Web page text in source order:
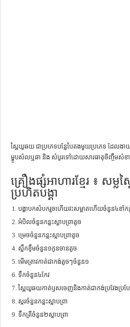
ស្ពៃយូឆយ ជាប្រភេទបន្លែបៃតងមួយប្រភេទ ដែលង
ម្ហូបសំលឬឆា និង សំបូរទៅដោយសារធាតុចិញ្ចឹមសំខា
គ្រឿងផ្សំអាហារខ្មែរ ៖ សម្
ប្រហិតបង្គា
បង្គាបកសំបករួចហើយវះសម្អាតហើយចំនួន៤ខាំកន្
អំបិលចំនួនកន្លះស្លាបព្រាតូច
ម្រេចចំនួនកន្លះស្លាបព្រាតូច
ស្លឹកខ្ទឹមចំនួន១កូនចានតូច
មើមត្រាវកាត់ជាកង់តូចៗចំនួន១
ទឹកចំនួន៤កែវ
ស្ពៃយូឆយកាត់ឫសចេញនិងកាត់ជាកង់ប្រវែងប្
ស្ករចំនួនកន្លះស្លាបព្រា
ទឹកត្រីចំនួន២ស្លាបព្រា